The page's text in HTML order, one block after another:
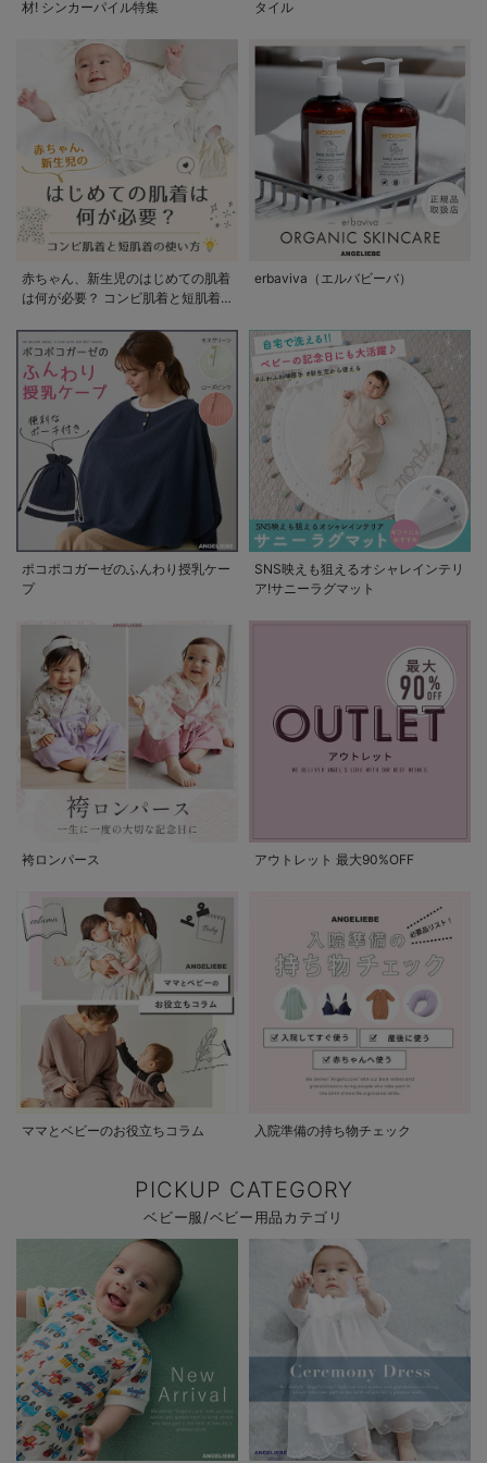
材! シンカーパイル特集 タイル
赤ちゃん、新生児のはじめての肌着
は何が必要？ コンビ肌着と短肌着
erbaviva（エルバビーバ）
ポコポコガーゼのふんわり授乳ケー
プ
SNS映えも狙えるオシャレインテリ
ア!サニーラグマット
袴ロンパース アウトレット 最大90%OFF
ママとベビーのお役立ちコラム 入院準備の持ち物チェック
PICKUP CATEGORY
ベビー服/ベビー用品カテゴリ